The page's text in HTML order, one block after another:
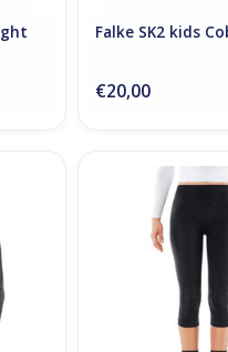
Falke SK2 kids
€20,00
Falke Wool Tech
Regular W
ADD TO